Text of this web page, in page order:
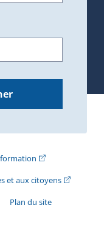
s'ouvrira dans une
(Cet hyperlien
et aux citoyens(Cet
externe s'ouvrira
Plan du site